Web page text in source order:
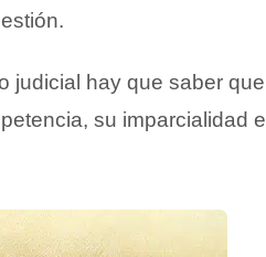
judicial hay que saber que
su imparcialidad e